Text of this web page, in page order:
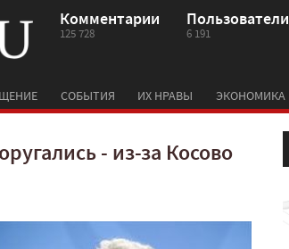
Комментарии
125 728
Пользователи
6 191
СОБЫТИЯ ИХ НРАВЫ ЭКОНОМИКА
- из-за Косово